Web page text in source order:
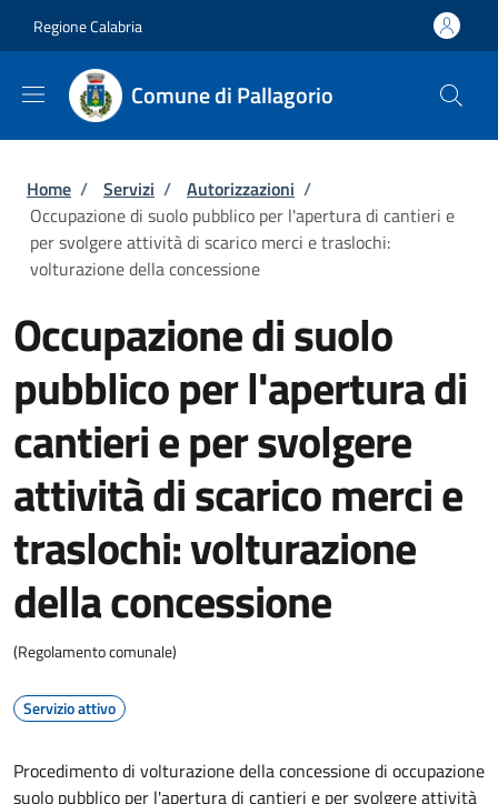
Regione Calabria
Comune di Pallagorio
Briciole di pane
Home / Servizi / Autorizzazioni /
Occupazione di suolo pubblico per l'apertura di cantieri e
per svolgere attività di scarico merci e traslochi:
volturazione della concessione
Occupazione di suolo
pubblico per l'apertura di
cantieri e per svolgere
attività di scarico merci e
traslochi: volturazione
della concessione
(Regolamento comunale)
Servizio attivo
Procedimento di volturazione della concessione di occupazione
suolo pubblico per l'apertura di cantieri e per svolgere attività